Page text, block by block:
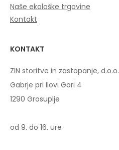
Naše ekološke trgovine
Kontakt
KONTAKT
ZIN storitve in zastopanje, d.o.o.
Gabrje pri Ilovi Gori 4
1290 Grosuplje
od 9. do 16. ure